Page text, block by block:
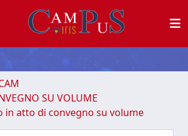
SU VOLUME
in atto di convegno su volume